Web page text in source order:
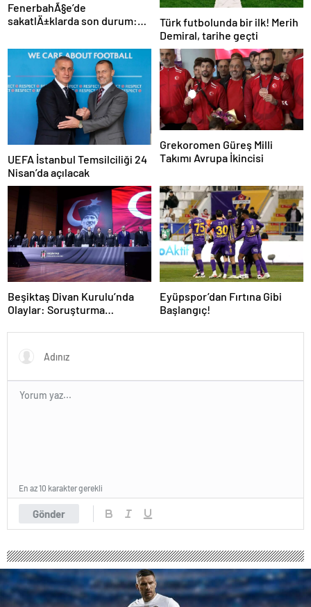
FenerbahÃ§e’de
sakatlÄ±klarda son durum:
dÃ¶nÃ¼yor?
Türk futbolunda bir ilk! Merih
Demiral, tarihe geçti
UEFA İstanbul Temsilciliği 24
Nisan’da açılacak
Grekoromen Güreş Milli
Takımı Avrupa İkincisi
Beşiktaş Divan Kurulu’nda
Olaylar: Soruşturma
Eyüpspor’dan Fırtına Gibi
Başlangıç!
Gönder
En az 10 karakter gerekli